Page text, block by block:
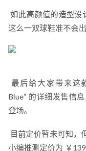
如此高颜值的造型设计，想必上脚效果不俗，春夏之际穿
这么一双球鞋准不会
Blue” 的详细发售信
登场。
小编推测定价为 ￥